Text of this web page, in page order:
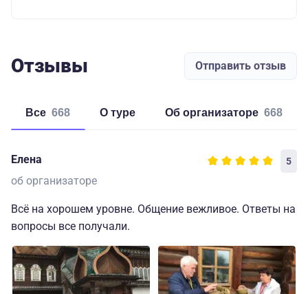
Отзывы Отправить отзыв
Все 668 о туре об организаторе 668
Елена 5
об организаторе
Всё на хорошем уровне. Общение вежливое. Ответы на
вопросы все получали.